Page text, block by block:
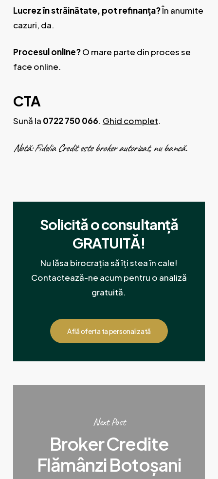
Lucrez în străinătate, pot refinanța?În anumite
cazuri, da.
Procesul online?O mare parte din proces se
face online.
CTA
Sună la 0722 750 066. Ghid complet.
Notă: Fidelia Credit este broker autorizat, nu bancă.
Solicită o consultanță
GRATUITĂ!
Nu lăsa birocrația să îți stea în cale!
Contactează-ne acum pentru o analiză
gratuită.
Află oferta ta personalizată
Next Post
Broker Credite
Flămânzi Botoșani